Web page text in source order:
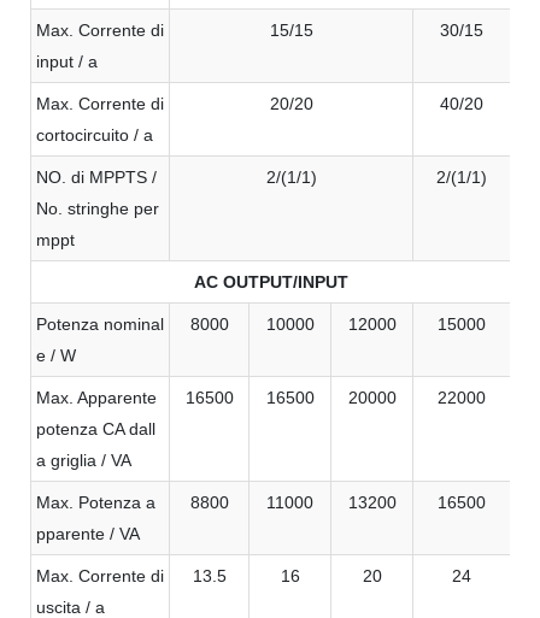
Max. Corrente di
input / a
15/15 30/15
Max. Corrente di
cortocircuito / a
20/20 40/20
NO. di MPPTS /
No. stringhe per
mppt
2/(1/1) 2/(1/1)
AC OUTPUT/INPUT
Potenza nominal
e / W
8000 10000 12000 15000
Max. Apparente
potenza CA dall
a griglia / VA
16500 16500 20000 22000
Max. Potenza a
pparente / VA
8800 11000 13200 16500
Max. Corrente di
uscita / a
13.5 16 20 24